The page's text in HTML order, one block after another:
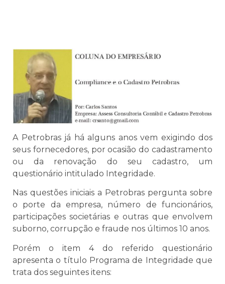
A Petrobras já há alguns anos vem exigindo dos
seus fornecedores, por ocasião do cadastramento
ou da renovação do seu cadastro, um
questionário intitulado Integridade.
Nas questões iniciais a Petrobras pergunta sobre
o porte da empresa, número de funcionários,
participações societárias e outras que envolvem
suborno, corrupção e fraude nos últimos 10 anos.
Porém o item 4 do referido questionário
apresenta o título Programa de Integridade que
trata dos seguintes itens: